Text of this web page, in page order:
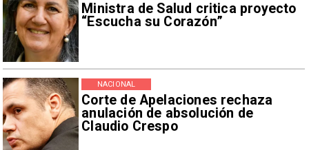
Ministra de Salud critica proyecto
“Escucha su Corazón”
Corte de Apelaciones rechaza
anulación de absolución de
Claudio Crespo
NACIONAL